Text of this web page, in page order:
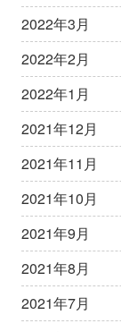
2022年3月
2022年2月
2022年1月
2021年12月
2021年11月
2021年10月
2021年9月
2021年8月
2021年7月